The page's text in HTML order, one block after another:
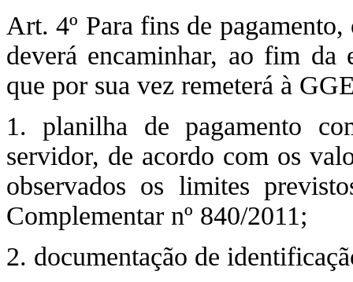
Art. 4º Para fins de
deverá encaminhar, ao fim
que por sua vez remeterá à
1. planilha de pagamento
servidor, de acordo com os
observados os limites
Complementar nº 840/2011;
2. documentação de